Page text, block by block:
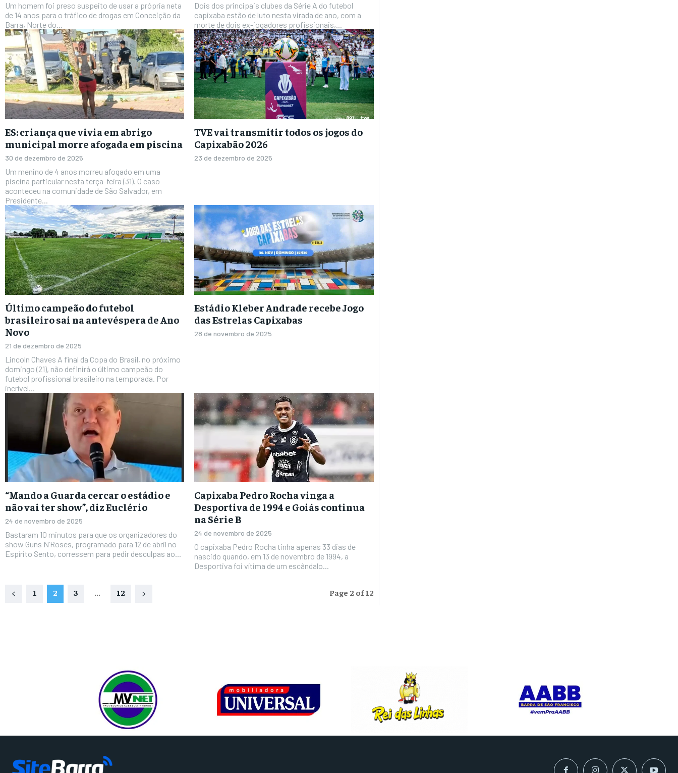
Um homem foi preso suspeito de usar a própria neta
de 14 anos para o tráfico de drogas em Conceição da
Barra, Norte do...
Dois dos principais clubes da Série A do futebol
capixaba estão de luto nesta virada de ano, com a
morte de dois ex-jogadores profissionais,...
ES: criança que vivia em abrigo
municipal morre afogada em piscina
30 de dezembro de 2025
Um menino de 4 anos morreu afogado em uma
piscina particular nesta terça-feira (31). O caso
aconteceu na comunidade de São Salvador, em
Presidente...
TVE vai transmitir todos os jogos do
Capixabão 2026
23 de dezembro de 2025
Último campeão do futebol
brasileiro sai na antevéspera de Ano
Novo
21 de dezembro de 2025
Lincoln Chaves A final da Copa do Brasil, no próximo
domingo (21), não definirá o último campeão do
futebol profissional brasileiro na temporada. Por
incrível...
Estádio Kleber Andrade recebe Jogo
das Estrelas Capixabas
28 de novembro de 2025
“Mando a Guarda cercar o estádio e
não vai ter show”, diz Euclério
24 de novembro de 2025
Bastaram 10 minutos para que os organizadores do
show Guns N’Roses, programado para 12 de abril no
Espírito Sento, corressem para pedir desculpas ao...
Capixaba Pedro Rocha vinga a
Desportiva de 1994 e Goiás continua
na Série B
24 de novembro de 2025
O capixaba Pedro Rocha tinha apenas 33 dias de
nascido quando, em 13 de novembro de 1994, a
Desportiva foi vítima de um escândalo...
1 2 3 ... 12 Page 2 of 12